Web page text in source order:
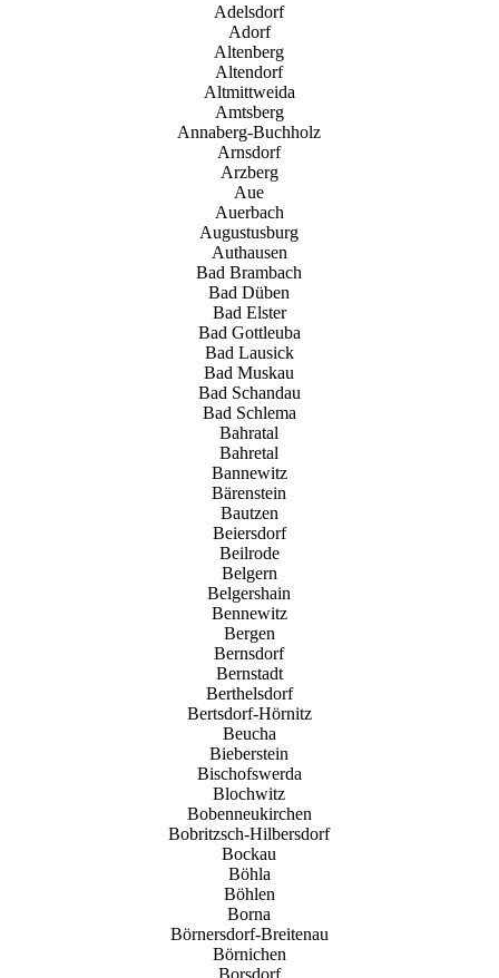
Adelsdorf
Adorf
Altenberg
Altendorf
Altmittweida
Amtsberg
Annaberg-Buchholz
Arnsdorf
Arzberg
Aue
Auerbach
Augustusburg
Authausen
Bad Brambach
Bad Düben
Bad Elster
Bad Gottleuba
Bad Lausick
Bad Muskau
Bad Schandau
Bad Schlema
Bahratal
Bahretal
Bannewitz
Bärenstein
Bautzen
Beiersdorf
Beilrode
Belgern
Belgershain
Bennewitz
Bergen
Bernsdorf
Bernstadt
Berthelsdorf
Bertsdorf-Hörnitz
Beucha
Bieberstein
Bischofswerda
Blochwitz
Bobenneukirchen
Bobritzsch-Hilbersdorf
Bockau
Böhla
Böhlen
Borna
Börnersdorf-Breitenau
Börnichen
Borsdorf